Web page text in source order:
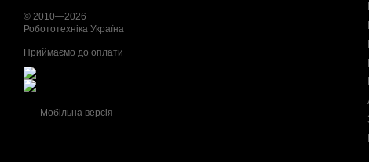
© 2010—2026
Робототехніка Україна
Приймаємо до оплати
Мобільна версія